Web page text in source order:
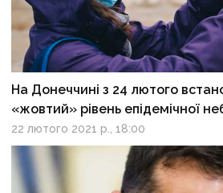
На Донеччині з 24 лютого
«жовтий» рівень епідемічної
22 лютого 2021 р., 18:00